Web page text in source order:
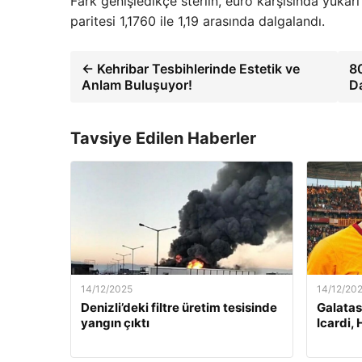
paritesi 1,1760 ile 1,19 arasında dalgalandı.
← Kehribar Tesbihlerinde Estetik ve
Anlam Buluşuyor!
Tavsiye Edilen Haberler
14/12/2025
Denizli’deki filtre üretim tesisinde
yangın çıktı
14/12/
Icardi,